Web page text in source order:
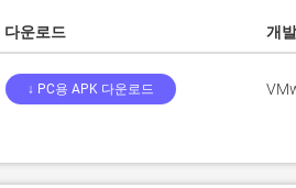
다운로드 개
↓ PC용 APK 다운로드